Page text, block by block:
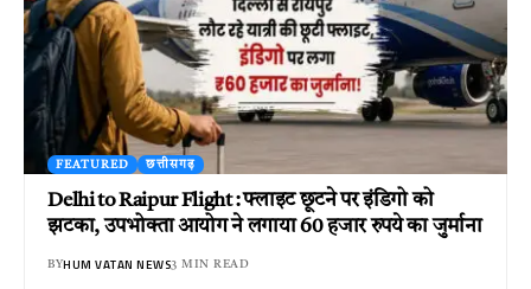
FEATURED छत्तीसगढ़
Delhi to Raipur Flight : फ्लाइट छूटने पर इंडिगो को
झटका, उपभोक्ता आयोग ने लगाया 60 हजार रुपये का जुर्माना
BYHUM VATAN NEWS3 MIN READ